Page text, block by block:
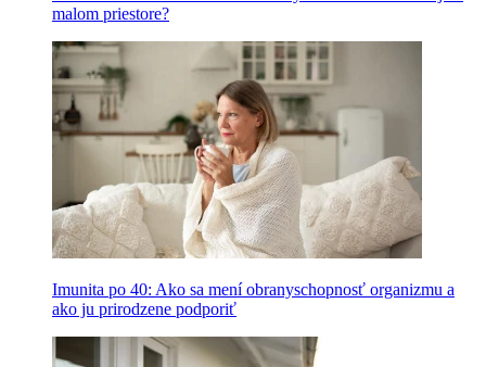
malom priestore?
Imunita po 40: Ako sa mení obranyschopnosť organizmu a
ako ju prirodzene podporiť